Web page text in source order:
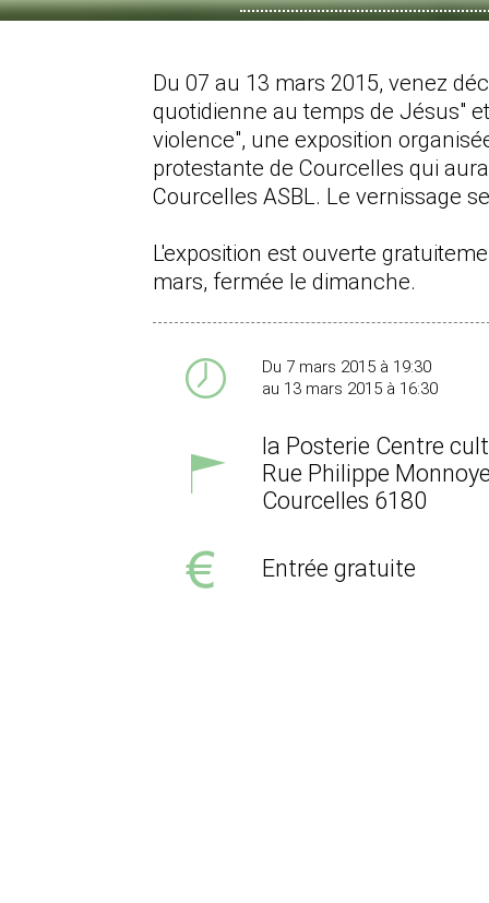
Du 07 au 13 mars 2015, venez
quotidienne au temps de Jésus"
violence", une exposition
protestante de Courcelles qui
Courcelles ASBL. Le vernissage
L'exposition est ouverte
mars, fermée le dimanche.
Du 7 mars 2015 à 19:30
au 13 mars 2015 à 16:30
la Posterie Centre
Rue Philippe
Courcelles 6180
Entrée gratuite